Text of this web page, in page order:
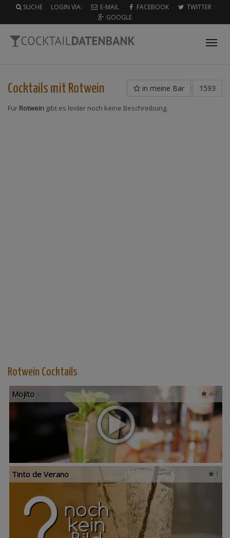
SUCHE LOGIN VIA: E-MAIL FACEBOOK
TWITTER
GOOGLE
in meine Bar 1593
Cocktails mit Rotwein
Für Rotwein gibt es leider noch keine Beschreibung.
Rotwein Cocktails
468
Mojito
1
Tinto de Verano